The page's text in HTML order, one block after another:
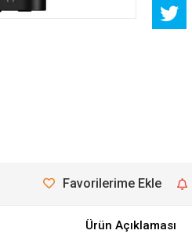
Favorilerime Ekle
Ürün Açıklaması